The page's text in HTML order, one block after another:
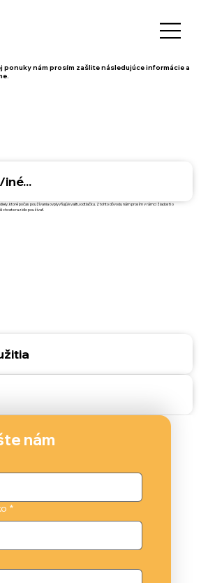
ponuky nám prosím zašlite následujúce informácie a
ktoré počas používania ovplyvňujú kvalitu odtlačku. Z tohto dôvodu nám prosím v rámci žiadosti o
chcete razidlo používať.
nám
*